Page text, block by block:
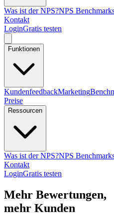
Was ist der NPS?NPS
Kontakt
LoginGratis testen
Funktionen
KundenfeedbackMarketing
Preise
Ressourcen
Was ist der NPS?NPS
Kontakt
LoginGratis testen
Mehr Bewertungen,
mehr Kunden